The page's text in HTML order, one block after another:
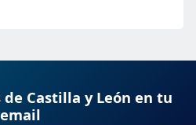
Castilla y León en tu
email